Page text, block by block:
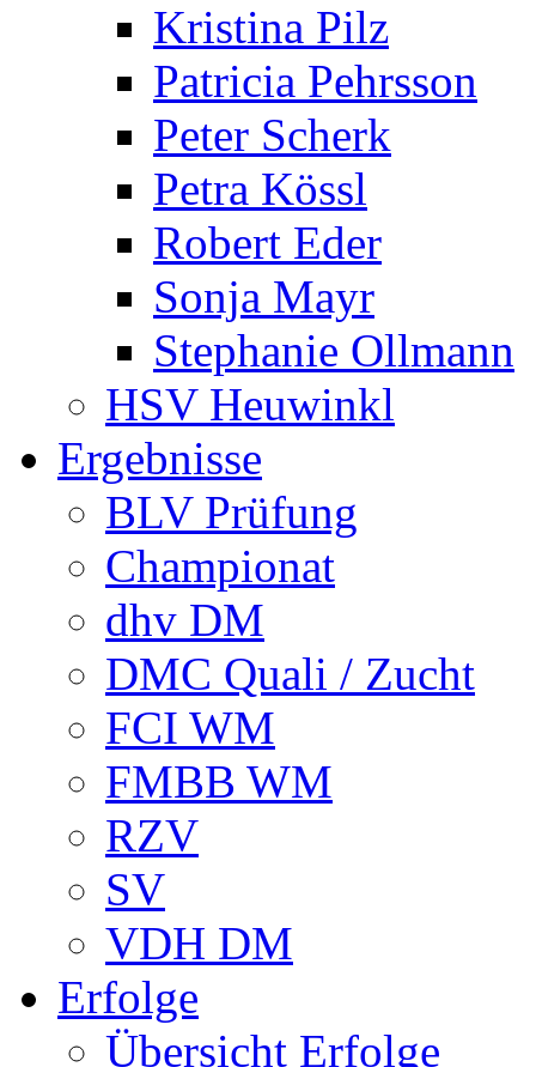
Kristina Pilz
Patricia Pehrsson
Peter Scherk
Petra Kössl
Robert Eder
Sonja Mayr
Stephanie Ollmann
HSV Heuwinkl
Ergebnisse
BLV Prüfung
Championat
dhv DM
DMC Quali / Zucht
FCI WM
FMBB WM
RZV
SV
VDH DM
Erfolge
Übersicht Erfolge